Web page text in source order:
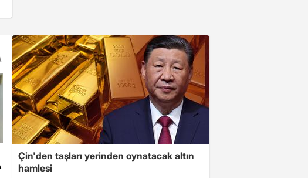
Çin'den taşları yerinden oynatacak altın
hamlesi